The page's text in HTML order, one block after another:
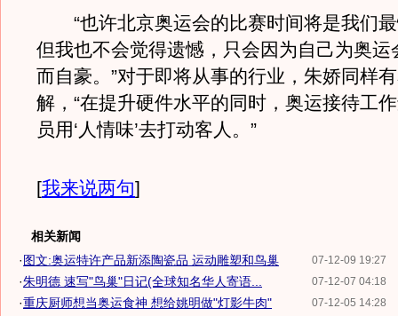
“也许北京奥运会的比赛时间将是我们最
但我也不会觉得遗憾，只会因为自己为奥运
而自豪。”对于即将从事的行业，朱娇同样
解，“在提升硬件水平的同时，奥运接待工
员用‘人情味’去打动客人。”
[我来说两句]
相关新闻
07-12-09 19:27
·图文:奥运特许产品新添陶瓷品 运动雕塑和鸟巢
07-12-07 04:18
·朱明德 速写"鸟巢"日记(全球知名华人寄语...
07-12-05 14:28
·重庆厨师想当奥运食神 想给姚明做"灯影牛肉"